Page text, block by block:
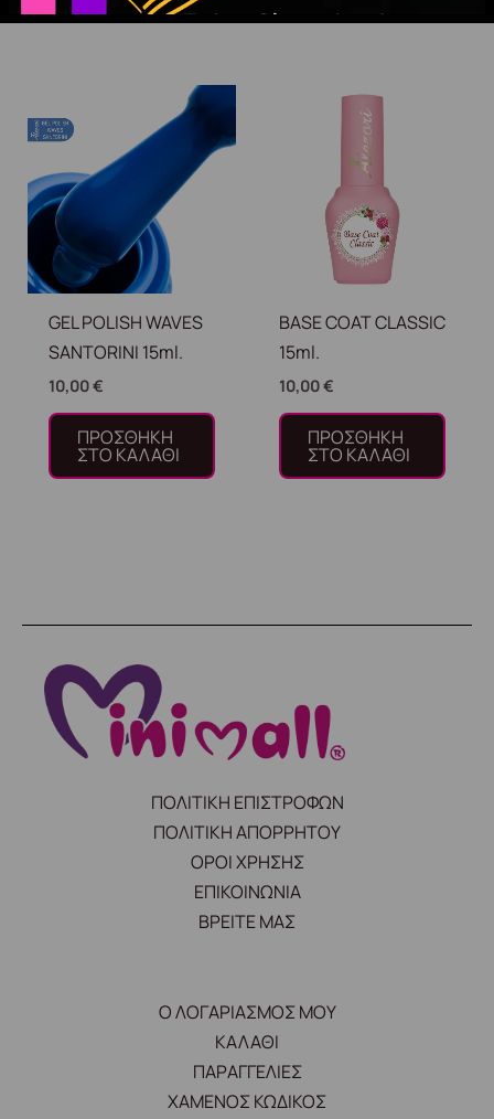
GEL POLISH WAVES
SANTORINI 15ml.
10,00€
ΠΡΟΣΘΉΚΗ
ΣΤΟ ΚΑΛΆΘΙ
BASE COAT CLASSIC
15ml.
10,00€
ΠΡΟΣΘΉΚΗ
ΣΤΟ ΚΑΛΆΘΙ
ΠΟΛΙΤΙΚΗ ΕΠΙΣΤΡΟΦΩΝ
ΠΟΛΙΤΙΚΗ ΑΠΟΡΡΗΤΟΥ
ΟΡΟΙ ΧΡΗΣΗΣ
ΕΠΙΚΟΙΝΩΝΙΑ
ΒΡΕΙΤΕ ΜΑΣ
Ο ΛΟΓΑΡΙΑΣΜΟΣ ΜΟΥ
ΚΑΛΑΘΙ
ΠΑΡΑΓΓΕΛΙΕΣ
ΧΑΜΕΝΟΣ ΚΩΔΙΚΟΣ